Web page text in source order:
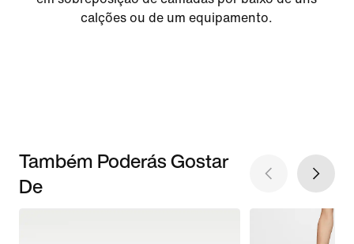
calções ou de um equipamento.
Também Poderás Gostar
De